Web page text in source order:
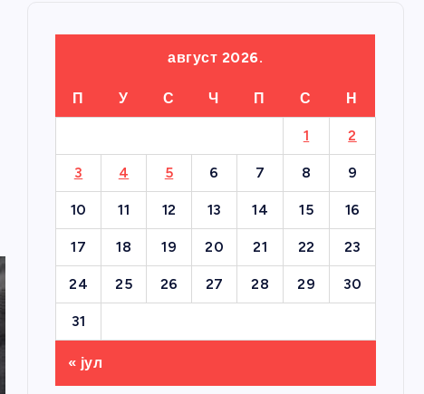
август 2026.
П У С Ч П С Н
1 2
3 4 5 6 7 8 9
10 11 12 13 14 15 16
17 18 19 20 21 22 23
24 25 26 27 28 29 30
31
« јул